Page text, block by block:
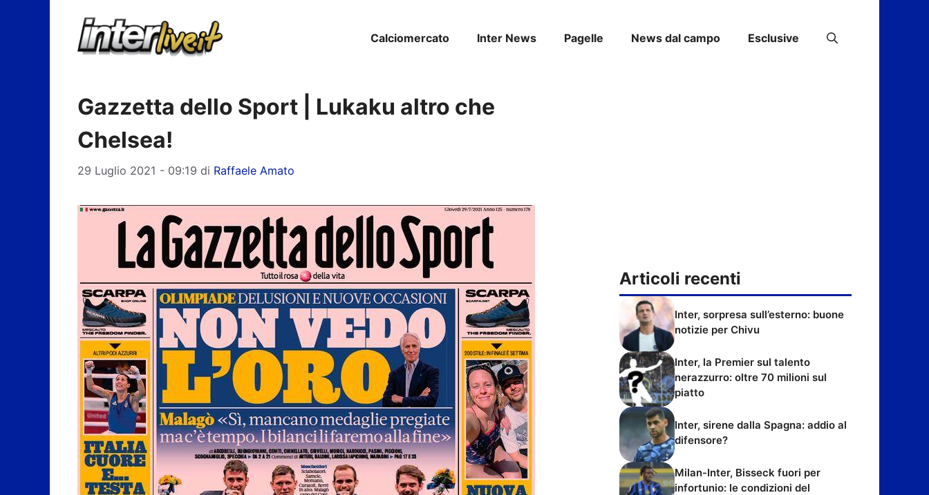
Calciomercato Inter News Pagelle News dal campo Esclusive
Gazzetta dello Sport | Lukaku altro che
Chelsea!
29 Luglio 2021 - 09:19 di Raffaele Amato
Articoli recenti
Inter, sorpresa sull’esterno: buone
notizie per Chivu
Inter, la Premier sul talento
nerazzurro: oltre 70 milioni sul
piatto
Inter, sirene dalla Spagna: addio al
difensore?
Milan-Inter, Bisseck fuori per
infortunio: le condizioni del